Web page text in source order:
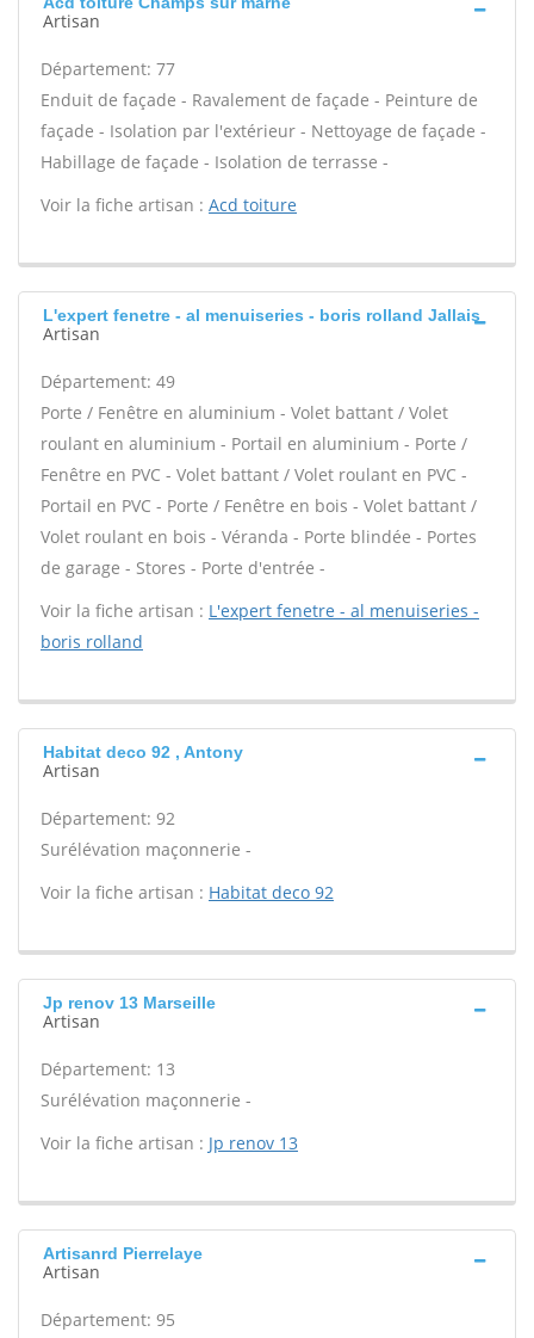
Artisan
Département: 77
Enduit de façade - Ravalement de façade - Peinture de
façade - Isolation par l'extérieur - Nettoyage de façade -
Habillage de façade - Isolation de terrasse -
Voir la fiche artisan : Acd toiture
L'expert fenetre - al menuiseries - boris rolland Jallais
Artisan
Département: 49
Porte / Fenêtre en aluminium - Volet battant / Volet
roulant en aluminium - Portail en aluminium - Porte /
Fenêtre en PVC - Volet battant / Volet roulant en PVC -
Portail en PVC - Porte / Fenêtre en bois - Volet battant /
Volet roulant en bois - Véranda - Porte blindée - Portes
de garage - Stores - Porte d'entrée -
Voir la fiche artisan : L'expert fenetre - al menuiseries -
boris rolland
Habitat deco 92 , Antony
Artisan
Département: 92
Surélévation maçonnerie -
Voir la fiche artisan : Habitat deco 92
Jp renov 13 Marseille
Artisan
Département: 13
Surélévation maçonnerie -
Voir la fiche artisan : Jp renov 13
Artisanrd Pierrelaye
Artisan
Département: 95